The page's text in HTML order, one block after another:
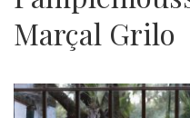
Marçal Grilo